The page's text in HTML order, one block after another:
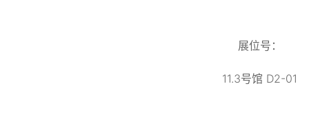
展位号：
11.3号馆 D2-01